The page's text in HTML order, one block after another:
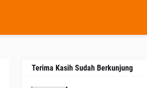
Terima Kasih Sudah Berkunjung